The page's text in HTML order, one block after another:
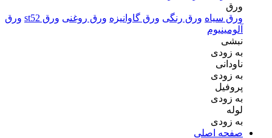
ورق
ورق سیاه ورق رنگی ورق گاوانیزه ورق روغنی ورق st52
ورق
آلومینیوم
نبشی
به زودی
ناودانی
به زودی
پروفیل
به زودی
لوله
به زودی
صفحه اصلی